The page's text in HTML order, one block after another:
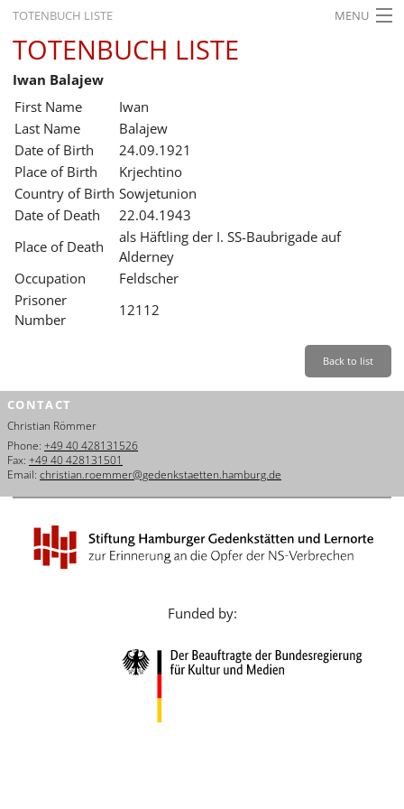
TOTENBUCH LISTE MENU
STARTSEITE
AUSSTELLUNGEN
GESCHICHTE
BILDUNG
FORSCHUNG
Leichte Sprache Back
Leichte
Sprache
Nederlands
Türkçe
TOTENBUCH LISTE
Iwan Balajew
First Name
Iwan
Last Name
Balajew
Date of Birth
24.09.1921
Place of Birth
Krjechtino
Country of Birth Sowjetunion
Date of Death
22.04.1943
Place of Death
als Häftling der I. SS-Baubrigade auf
Alderney
Occupation
Feldscher
Prisoner
Number
12112
Back to list
CONTACT
Christian Römmer
Phone: +49 40 428131526
Fax: +49 40 428131501
Email: christian.roemmer@gedenkstaetten.hamburg.de
Funded by: